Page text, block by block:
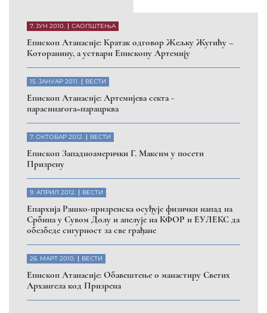
7. ЈУН 2010. САОПШТЕЊА
Eпископ Атанасије: Кратак одговор Жељку Жугићу –
Которанину, а уствари Епископу Артемију
15. ЈАНУАР 2011. ВЕСТИ
Eпископ Атанасије: Артемијева секта -
парасинагога=парацрква
7. ОКТОБАР 2012. ВЕСТИ
Eпископ Западноамерички Г. Максим у посети
Призрену
9. АПРИЛ 2012. ВЕСТИ
Eпархија Рашко-призренска осуђује физички напад на
Србина у Сувом Долу и апелује на КФОР и ЕУЛЕКС да
обезбеде сигурност за све грађане
26. МАРТ 2010. ВЕСТИ
Eпископ Атанасије: Обавештење о манастиру Светих
Архангела код Призрена